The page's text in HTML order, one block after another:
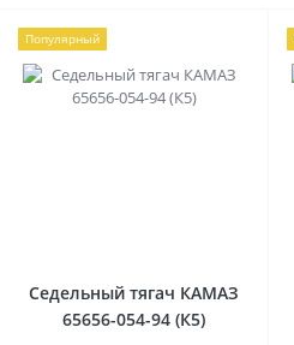
Популярный
Седельный тягач КАМАЗ
65656-054-94 (К5)